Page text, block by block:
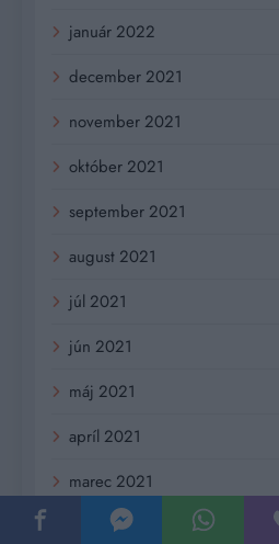
január 2022
december 2021
november 2021
október 2021
september 2021
august 2021
júl 2021
jún 2021
máj 2021
apríl 2021
marec 2021
február 2021